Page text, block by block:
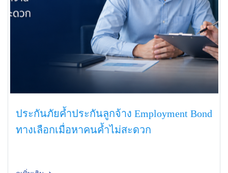
ประกันภัยค้ำประกันลูกจ้าง Employment Bond
ทางเลือกเมื่อหาคนค้ำไม่สะดวก